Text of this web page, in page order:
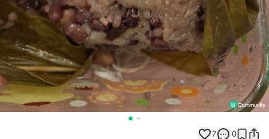
7 0